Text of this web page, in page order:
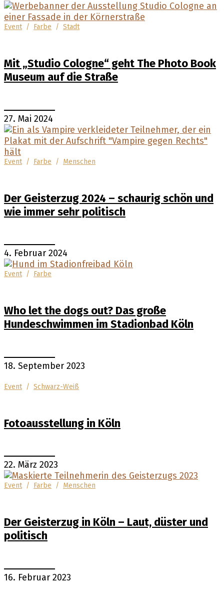
Event/ Farbe / Stadt
Mit „Studio Cologne“ geht The Photo Book
Museum auf die Straße
27. Mai 2024
Event/ Farbe / Menschen
Der Geisterzug 2024 – schaurig schön und
wie immer sehr politisch
4. Februar 2024
Event/ Farbe
Who let the dogs out? Das große
Hundeschwimmen im Stadionbad Köln
18. September 2023
Event/ Schwarz-Weiß
Fotoausstellung in Köln
22. März 2023
Event/ Farbe / Menschen
Der Geisterzug in Köln – Laut, düster und
politisch
16. Februar 2023